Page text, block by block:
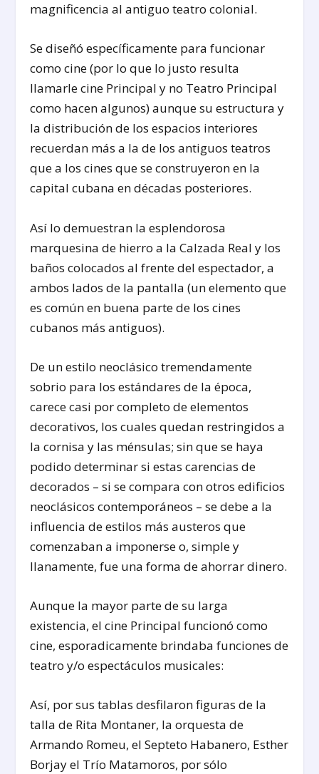
magnificencia al antiguo teatro colonial.
Se diseñó específicamente para funcionar
como cine (por lo que lo justo resulta
llamarle cine Principal y no Teatro Principal
como hacen algunos) aunque su estructura y
la distribución de los espacios interiores
recuerdan más a la de los antiguos teatros
que a los cines que se construyeron en la
capital cubana en décadas posteriores.
Así lo demuestran la esplendorosa
marquesina de hierro a la Calzada Real y los
baños colocados al frente del espectador, a
ambos lados de la pantalla (un elemento que
es común en buena parte de los cines
cubanos más antiguos).
De un estilo neoclásico tremendamente
sobrio para los estándares de la época,
carece casi por completo de elementos
decorativos, los cuales quedan restringidos a
la cornisa y las ménsulas; sin que se haya
podido determinar si estas carencias de
decorados – si se compara con otros edificios
neoclásicos contemporáneos – se debe a la
influencia de estilos más austeros que
comenzaban a imponerse o, simple y
llanamente, fue una forma de ahorrar dinero.
Aunque la mayor parte de su larga
existencia, el cine Principal funcionó como
cine, esporadicamente brindaba funciones de
teatro y/o espectáculos musicales:
Así, por sus tablas desfilaron figuras de la
talla de Rita Montaner, la orquesta de
Armando Romeu, el Septeto Habanero, Esther
Borjay el Trío Matamoros, por sólo